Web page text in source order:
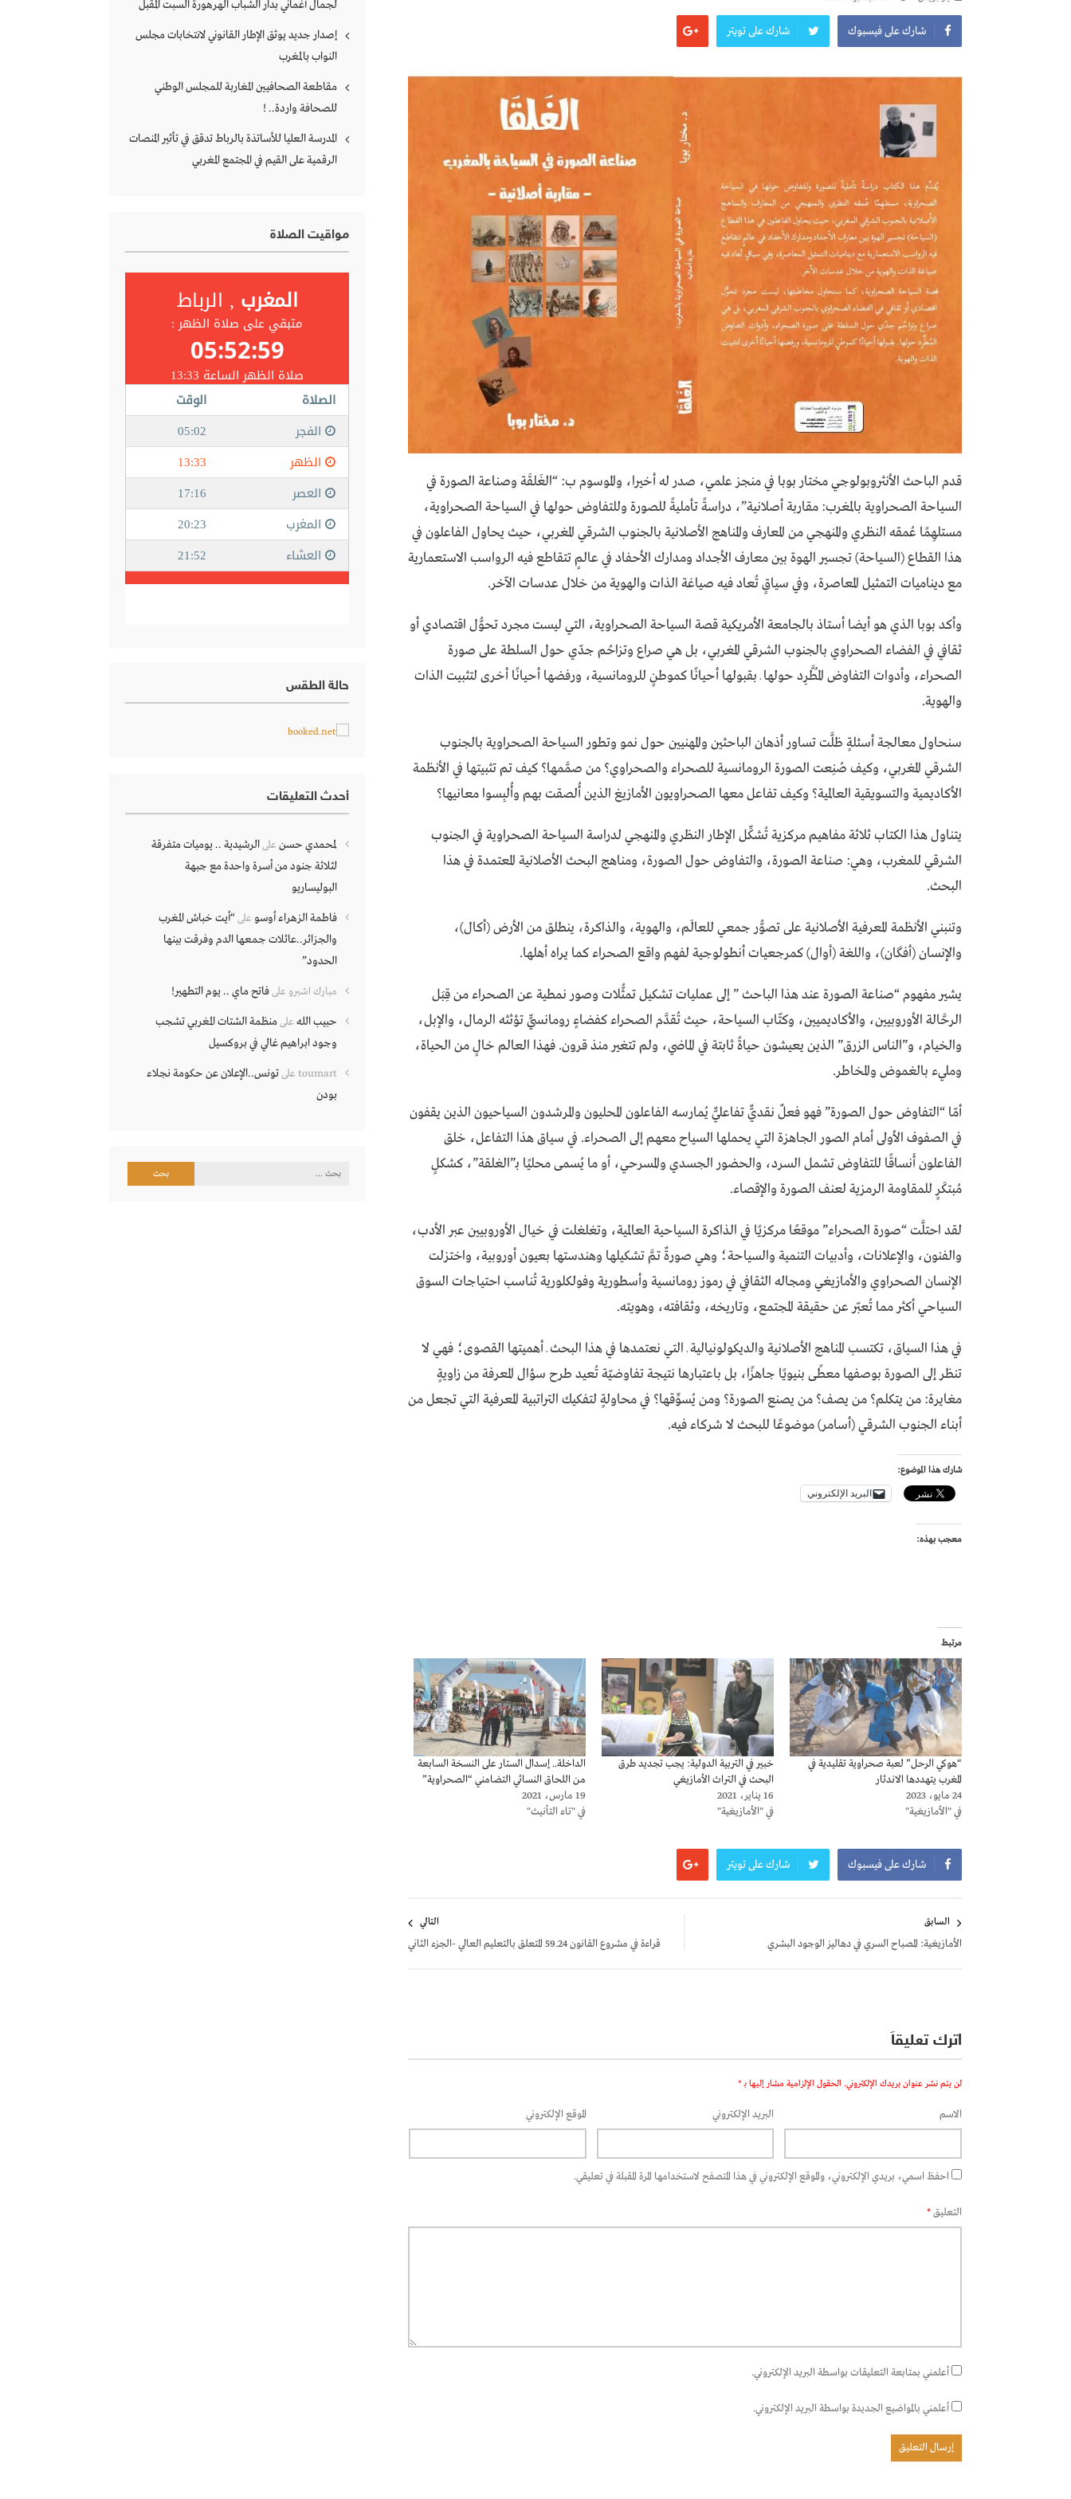
شارك على فيسبوك شارك على تويتر
قدم الباحث الأنثروبولوجي مختار بوبا في منجز علمي، صدر له أخيرا، والموسوم ب: “الغَلـــــقَة وصناعة الصورة في
السياحة الصحراوية بالمغرب: مقاربة أصلانية”، دراسةً تأمليةً للصورة وللتفاوض حولها في السياحة الصحراوية،
مستلهِمًا عُمقه النظري والمنهجي من المعارف والمناهج الأصلانية بالجنوب الشرقي المغربي، حيث يحاول الفاعلون في
هذا القطاع (السياحة) تجسير الهوة بين معارف الأجداد ومدارك الأحفاد في عالمٍ تتقاطع فيه الرواسب الاستعمارية
مع ديناميات التمثيل المعاصرة، وفي سياقٍ تُعاد فيه صياغة الذات والهوية من خلال عدسات الآخر.
وأكد بوبا الذي هو أيضا أستاذ بالجامعة الأمريكية قصة السياحة الصحراوية، التي ليست مجرد تحوُّل اقتصادي أو
ثقافي في الفضاء الصحراوي بالجنوب الشرقي المغربي، بل هي صراع وتزاحُم جدّي حول السلطة على صورة
الصحراء، وأدوات التفاوض المُطَّرِد حولها ـ بقبولها أحيانًا كموطنٍ للرومانسية، ورفضها أحيانًا أخرى لتثبيت الذات
والهوية.
سنحاول معالجة أسئلةٍ ظلَّت تساور أذهان الباحثين والمهنيين حول نمو وتطور السياحة الصحراوية بالجنوب
الشرقي المغربي، وكيف صُنِعت الصورة الرومانسية للصحراء والصحراوي؟ من صمَّمها؟ كيف تم تثبيتها في الأنظمة
الأكاديمية والتسويقية العالمية؟ وكيف تفاعل معها الصحراويون الأمازيغ الذين أُلصقت بهم وأُلبِسوا معانيها؟
يتناول هذا الكتاب ثلاثة مفاهيم مركزية تُشكِّل الإطار النظري والمنهجي لدراسة السياحة الصحراوية في الجنوب
الشرقي للمغرب، وهي: صناعة الصورة، والتفاوض حول الصورة، ومناهج البحث الأصلانية المعتمدة في هذا
البحث.
وتنبني الأنظمة المعرفية الأصلانية على تصوُّر جمعي للعالَم، والهوية، والذاكرة، ينطلق من الأرض (أكال)،
والإنسان (أفگان)، واللغة (أوال) كمرجعيات أنطولوجية لفهم واقع الصحراء كما يراه أهلها.
يشير مفهوم “صناعة الصورة عند هذا الباحث ” إلى عمليات تشكيل تمثُّلات وصور نمطية عن الصحراء من قِبَل
الرحَّالة الأوروبيين، والأكاديميين، وكتّاب السياحة، حيث تُقدَّم الصحراء كفضاءٍ رومانسيٍّ تؤثثه الرمال، والإبل،
والخيام، و”الناس الزرق” الذين يعيشون حياةً ثابتة في الماضي، ولم تتغير منذ قرون. فهذا العالم خالٍ من الحياة،
ومليء بالغموض والمخاطر.
أمّا “التفاوض حول الصورة” فهو فعلٌ نقديٌّ تفاعليٌّ يُمارسه الفاعلون المحليون والمرشدون السياحيون الذين يقفون
في الصفوف الأولى أمام الصور الجاهزة التي يحملها السياح معهم إلى الصحراء. في سياق هذا التفاعل، خلق
الفاعلون أَنساقًا للتفاوض تشمل السرد، والحضور الجسدي والمسرحي، أو ما يُسمى محليًا بـ”الغلقة”، كشكلٍ
مُبتكَرٍ للمقاومة الرمزية لعنف الصورة والإقصاء.
لقد احتلَّت “صورة الصحراء” موقعًا مركزيًا في الذاكرة السياحية العالمية، وتغلغلت في خيال الأوروبيين عبر الأدب،
والفنون، والإعلانات، وأدبيات التنمية والسياحة؛ وهي صورةٌ تمَّ تشكيلها وهندستها بعيون أوروبية، واختزلت
الإنسان الصحراوي والأمازيغي ومجاله الثقافي في رموز رومانسية وأسطورية وفولكلورية تُناسب احتياجات السوق
السياحي أكثر مما تُعبّر عن حقيقة المجتمع، وتاريخه، وثقافته، وهويته.
في هذا السياق، تكتسب المناهج الأصلانية والديكولونيالية ـ التي نعتمدها في هذا البحث ـ أهميتها القصوى؛ فهي لا
تنظر إلى الصورة بوصفها معطًى بنيويًا جاهزًا، بل باعتبارها نتيجة تفاوضيّة تُعيد طرح سؤال المعرفة من زاويةٍ
مغايرة: من يتكلم؟ من يصف؟ من يصنع الصورة؟ ومن يُسوِّقها؟ في محاولةٍ لتفكيك التراتبية المعرفية التي تجعل من
أبناء الجنوب الشرقي (أسامر) موضوعًا للبحث لا شركاء فيه.
شارك هذا الموضوع:
البريد الإلكتروني
معجب بهذه:
مرتبط
“هوكي الرحل” لعبة صحراوية تقليدية في
المغرب يتهددها الاندثار
24 مايو، 2023
في "الأمازيغية"
خبير في التربية الدولية: يجب تجديد طرق
البحث في التراث الأمازيغي
16 يناير، 2021
في "الأمازيغية"
الداخلة.. إسدال الستار على النسخة السابعة
من اللحاق النسائي التضامني “الصحراوية”
19 مارس، 2021
في "تاء التأنيث"
شارك على فيسبوك شارك على تويتر
المقالات
السابق
الأمازيغية: المصباح السري في دهاليز الوجود البشري
التالي
قراءة في مشروع القانون 59.24 المتعلق بالتعليم العالي -الجزء الثاني
اترك تعليقاً
لن يتم نشر عنوان بريدك الإلكتروني. الحقول الإلزامية مشار إليها بـ *
الاسم البريد الإلكتروني الموقع الإلكتروني
احفظ اسمي، بريدي الإلكتروني، والموقع الإلكتروني في هذا المتصفح لاستخدامها المرة المقبلة في تعليقي.
التعليق*
أعلمني بمتابعة التعليقات بواسطة البريد الإلكتروني.
أعلمني بالمواضيع الجديدة بواسطة البريد الإلكتروني.
لجمال أغماني بدار الشباب الهرهورة السبت المقبل
إصدار جديد يوثق الإطار القانوني لانتخابات مجلس
النواب بالمغرب
مقاطعة الصحافيين المغاربة للمجلس الوطني
للصحافة واردة.. !
المدرسة العليا للأساتذة بالرباط تدقق في تأثير المنصات
الرقمية على القيم في المجتمع المغربي
مواقيت الصلاة
حالة الطقس
أحدث التعليقات
لمحمدي حسن علىالرشيدية .. يوميات متفرقة
لثلاثة جنود من أسرة واحدة مع جبهة
البوليساريو
فاطمة الزهراء أوسو على“أيت خباش المغرب
والجزائر..عائلات جمعها الدم وفرقت بينها
الحدود”
مبارك اشبرو علىفاتح ماي .. يوم التطهير!
حبيب الله علىمنظمة الشتات المغربي تشجب
وجود ابراهيم غالي في بروكسيل
toumart علىتونس..الإعلان عن حكومة نجلاء
بودن
البحث